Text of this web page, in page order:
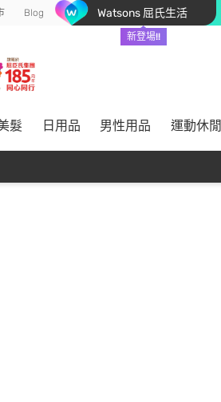
Blog Watsons 屈氏生活
新登場!!
髮 日用品 男性用品 運動休閒